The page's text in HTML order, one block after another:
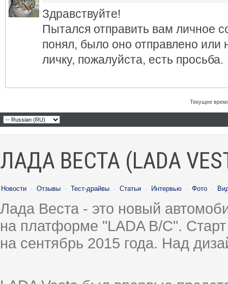
Здравствуйте!
Пытался отправить вам личное
понял, было оно отправлено или
личку, пожалуйста, есть просьба.
Текущее
ЛАДА ВЕСТА (LADA
Новости · Отзывы · Тест-драйвы · Статьи · Интервью · Фото ·
Лада Веста - это новый
на платформе "LADA B/C".
на сентябрь 2015 года. Над